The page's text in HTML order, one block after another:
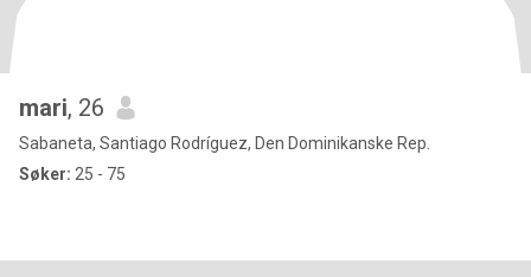
mari, 26
Sabaneta, Santiago Rodríguez, Den Dominikanske Rep.
Søker: 25 - 75